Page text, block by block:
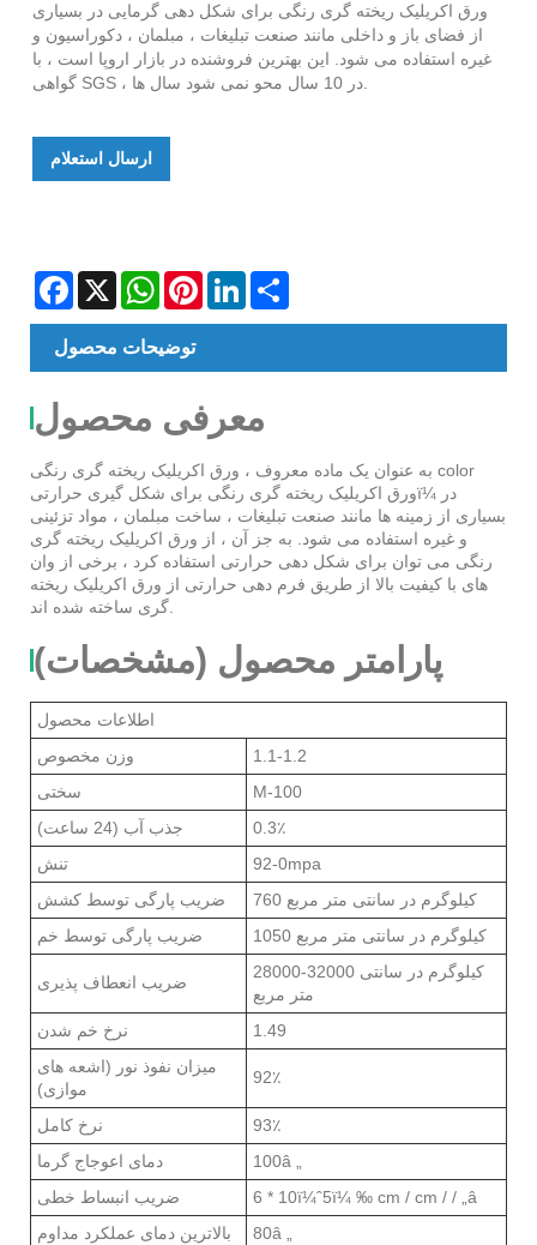
ورق اکریلیک ریخته گری رنگی برای شکل دهی گرمایی در بسیاری
از فضای باز و داخلی مانند صنعت تبلیغات ، مبلمان ، دکوراسیون و
غیره استفاده می شود. این بهترین فروشنده در بازار اروپا است ، با
گواهی SGS ، در 10 سال محو نمی شود سال ها.
ارسال استعلام
Facebook
X WhatsAppPinterestLinkedIn
توضیحات محصول
معرفی محصول
به عنوان یک ماده معروف ، ورق اکریلیک ریخته گری رنگی color
ورق اکریلیک ریخته گری رنگی برای شکل گیری حرارتیï¼ در
بسیاری از زمینه ها مانند صنعت تبلیغات ، ساخت مبلمان ، مواد تزئینی
و غیره استفاده می شود. به جز آن ، از ورق اکریلیک ریخته گری
رنگی می توان برای شکل دهی حرارتی استفاده کرد ، برخی از وان
های با کیفیت بالا از طریق فرم دهی حرارتی از ورق اکریلیک ریخته
گری ساخته شده اند.
پارامتر محصول (مشخصات)
اطلاعات محصول
وزن مخصوص
1.1-1.2
سختی
M-100
جذب آب (24 ساعت)
0.3٪
تنش
92-0mpa
ضریب پارگی توسط کشش
760 کیلوگرم در سانتی متر مربع
ضریب پارگی توسط خم
1050 کیلوگرم در سانتی متر مربع
ضریب انعطاف پذیری
28000-32000 کیلوگرم در سانتی
متر مربع
نرخ خم شدن
1.49
میزان نفوذ نور (اشعه های
موازی)
92٪
نرخ کامل
93٪
دمای اعوجاج گرما
100â „
ضریب انبساط خطی
6 * 10ï¼ˆ5ï¼ ‰ cm / cm / / „â
بالاترین دمای عملکرد مداوم
80â „